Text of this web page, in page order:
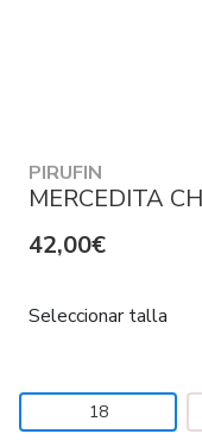
PIRUFIN
MERCEDITA
42,00€
Seleccionar talla
18